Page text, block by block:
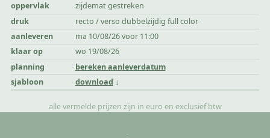
oppervlak
zijdemat gestreken
druk
recto / verso dubbelzijdig full color
aanleveren
ma 10/08/26 voor 11:00
klaar op
wo 19/08/26
planning
bereken aanleverdatum
sjabloon
download
alle vermelde prijzen zijn in euro en exclusief btw